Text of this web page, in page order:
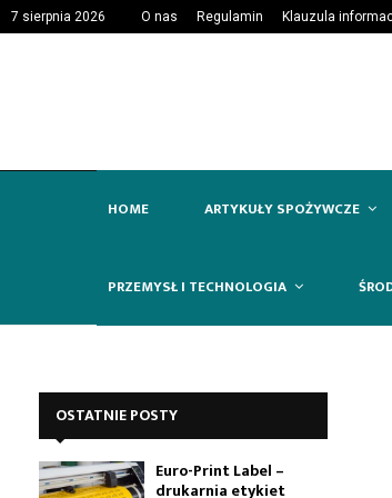
7 sierpnia 2026 O nas Regulamin Klauzula
HOME ARTYKUŁY SPOŻYWCZE
PRZEMYSŁ I TECHNOLOGIA
OSTATNIE POSTY
Euro-Print Label –
drukarnia etykiet